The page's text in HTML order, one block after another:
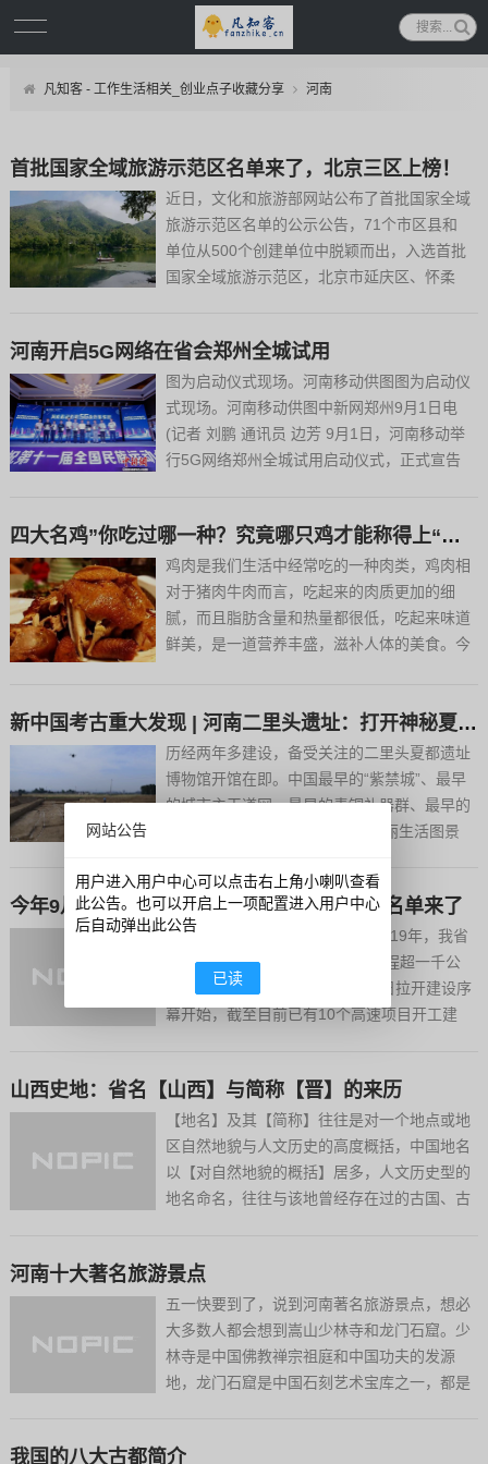
凡知客 - 工作生活相关_创业点子收藏分享 河南
首批国家全域旅游示范区名单来了，北京三区上榜！
近日，文化和旅游部网站公布了首批国家全域
旅游示范区名单的公示公告，71个市区县和
单位从500个创建单位中脱颖而出，入选首批
国家全域旅游示范区，北京市延庆区、怀柔
区和平谷区。此外，山西省临汾市洪洞县、晋
城市阳城县、晋中市平遥...
河南开启5G网络在省会郑州全城试用
图为启动仪式现场。河南移动供图图为启动仪
式现场。河南移动供图中新网郑州9月1日电
(记者 刘鹏 通讯员 边芳 9月1日，河南移动举
行5G网络郑州全城试用启动仪式，正式宣告
名移动客户通过移动官网踊跃报名，争做5G
尝鲜者。...
四大名鸡”你吃过哪一种？究竟哪只鸡才能称得上“鸡中霸王
鸡肉是我们生活中经常吃的一种肉类，鸡肉相
对于猪肉牛肉而言，吃起来的肉质更加的细
腻，而且脂肪含量和热量都很低，吃起来味道
鲜美，是一道营养丰盛，滋补人体的美食。今
拿出一种鸡来说的话，就有很多人吃过了。中
国的四大明鸡，它们的味...
新中国考古重大发现 | 河南二里头遗址：打开神秘夏朝的文化密码
历经两年多建设，备受关注的二里头夏都遗址
博物馆开馆在即。中国最早的“紫禁城”、最早
的城市主干道网、最早的青铜礼器群、最早的
绿松石器作坊……3800年前的绚丽生活图景
个听起来平平无奇却在中国考古史上极为耀眼
的名字。发掘60年来，它一次又一次刷新“中
国之最”，把源...
今年9月底前，河南将有5条高速开建！详细名单来了
河南商报首席记者 陈诗昂/文图2019年，我省
开始实施高速公路“双千工程（里程超一千公
里、投资超千亿元）”。从3月22日拉开建设序
幕开始，截至目前已有10个高速项目开工建
划落地，8月6日，我省在三门峡召开了全省
高速公路“...
山西史地：省名【山西】与简称【晋】的来历
【地名】及其【简称】往往是对一个地点或地
区自然地貌与人文历史的高度概括，中国地名
以【对自然地貌的概括】居多，人文历史型的
地名命名，往往与该地曾经存在过的古国、古
以及单纯的吉祥话地名。我们不妨分别举几个
例子：自然地貌：太原...
河南十大著名旅游景点
五一快要到了，说到河南著名旅游景点，想必
大多数人都会想到嵩山少林寺和龙门石窟。少
林寺是中国佛教禅宗祖庭和中国功夫的发源
地，龙门石窟是中国石刻艺术宝库之一，都是
山、中原大佛、清明上河园……本文为有大家
我国的八大古都简介
网站公告
用户进入用户中心可以点击右上角小喇叭查看
此公告。也可以开启上一项配置进入用户中心
后自动弹出此公告
已读